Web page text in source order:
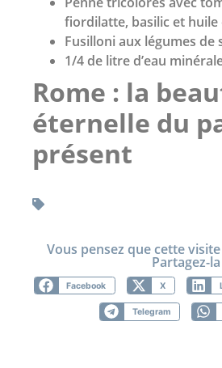
fiordilatte, basilic et huile
Fusilloni aux légumes de
1/4 de litre d’eau
Rome : la
éternelle du
présent
Vous pensez que cette
Partagez-
Facebook X
Telegram